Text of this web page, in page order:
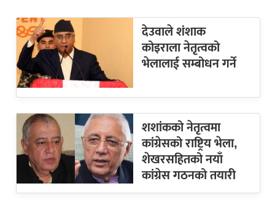
देउवाले शंशाक
कोइराला नेतृत्वको
भेलालाई सम्बोधन गर्ने
शशांकको नेतृत्वमा
कांग्रेसको राष्ट्रिय भेला,
शेखरसहितको नयाँ
कांग्रेस गठनको तयारी